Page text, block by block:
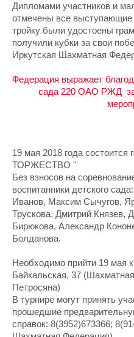
Дипломами участников и
отмечены все
тройку были удостоены
получили кубки за свои
Иркутская Шахматная
Федерация выражает
сада 220 ОАО РЖД  за
19 мая 2018 года
ТОРЖЕСТВО "
Без взносов на
воспитанники детского
Иванов, Максим Сычугов,
Трускова, Дмитрий Князев,
Бирюкова, Александр
Болданова.
Необходимо прийти 19 мая
Байкальская, 37
Петросяна)
В турнире могут принять
прошедшие
справок: 8(3952)673366;